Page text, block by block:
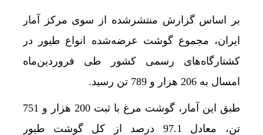
بر اساس گزارش منتشرشده از سوی مرکز آمار
ایران، مجموع گوشت عرضه‌شده انواع طیور در
کشتارگاه‌های رسمی کشور طی فروردین‌ماه
امسال به 206 هزار و 789 تن رسید.
طبق این آمار، گوشت مرغ با ثبت 200 هزار و 751
تن، معادل 97.1 درصد از کل گوشت طیور